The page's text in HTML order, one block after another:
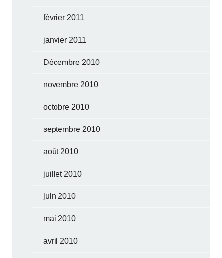
février 2011
janvier 2011
Décembre 2010
novembre 2010
octobre 2010
septembre 2010
août 2010
juillet 2010
juin 2010
mai 2010
avril 2010